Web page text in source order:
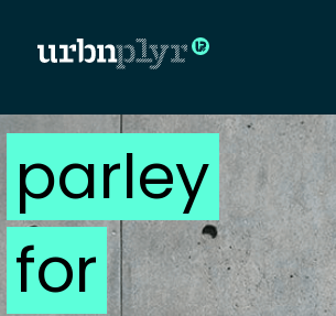
CÍMLAP
DIZÁJN
DIVAT
parley
for